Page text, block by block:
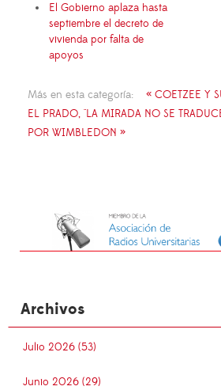
El Gobierno aplaza hasta
septiembre el decreto de
vivienda por falta de
apoyos
Más en esta categoría:
« COETZEE Y
EL PRADO, "LA MIRADA NO SE
POR WIMBLEDON »
Archivos
Julio 2026 (53)
Junio 2026 (29)